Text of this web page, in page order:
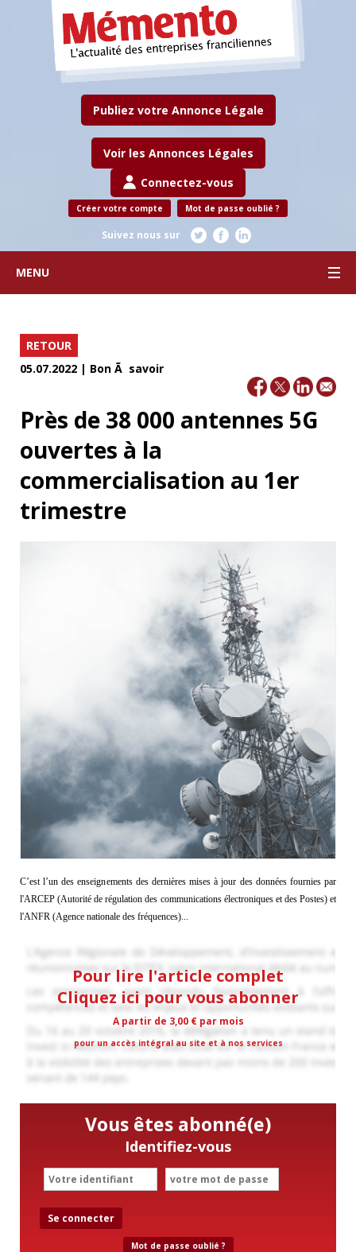
Publiez votre Annonce Légale
Voir les Annonces Légales
Connectez-vous
Créer votre compte Mot de passe oublié ?
Suivez nous sur
MENU
RETOUR
05.07.2022 | Bon Ã savoir
Près de 38 000 antennes 5G
ouvertes à la
commercialisation au 1er
trimestre
C’est l’un des enseignements des dernières mises à jour des données fournies par
l'ARCEP (Autorité de régulation des communications électroniques et des Postes) et
l'ANFR (Agence nationale des fréquences)...
Pour lire l'article complet
Cliquez ici pour vous abonner
A partir de 3,00 € par mois
pour un accès intégral au site et à nos services
Vous êtes abonné(e)
Identifiez-vous
Se connecter
Mot de passe oublié ?